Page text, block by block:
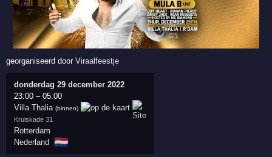
georganiseerd doorViraalfeestje
donderdag 29 december 2022
23:00 –05:00
Villa Thalia (binnen)
Kruiskade 31
Rotterdam
Nederland
🇳🇱